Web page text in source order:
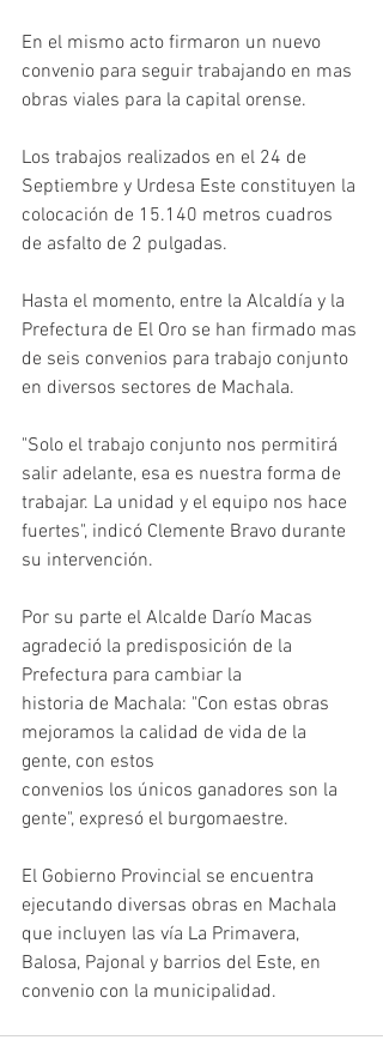
En el mismo acto firmaron un nuevo
convenio para seguir trabajando en mas
obras viales para la capital orense.
Los trabajos realizados en el 24 de
Septiembre y Urdesa Este constituyen la
colocación de 15.140 metros cuadros
de asfalto de 2 pulgadas.
Hasta el momento, entre la Alcaldía y la
Prefectura de El Oro se han firmado mas
de seis convenios para trabajo conjunto
en diversos sectores de Machala.
"Solo el trabajo conjunto nos permitirá
salir adelante, esa es nuestra forma de
trabajar. La unidad y el equipo nos hace
fuertes", indicó Clemente Bravo durante
su intervención.
Por su parte el Alcalde Darío Macas
agradeció la predisposición de la
Prefectura para cambiar la
historia de Machala: "Con estas obras
mejoramos la calidad de vida de la
gente, con estos
convenios los únicos ganadores son la
gente", expresó el burgomaestre.
El Gobierno Provincial se encuentra
ejecutando diversas obras en Machala
que incluyen las vía La Primavera,
Balosa, Pajonal y barrios del Este, en
convenio con la municipalidad.